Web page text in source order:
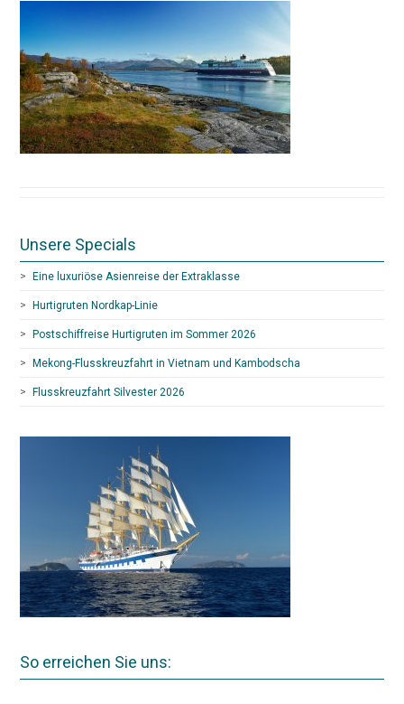
Unsere Specials
Eine luxuriöse Asienreise der Extraklasse
Hurtigruten Nordkap-Linie
Postschiffreise Hurtigruten im Sommer 2026
Mekong-Flusskreuzfahrt in Vietnam und Kambodscha
Flusskreuzfahrt Silvester 2026
So erreichen Sie uns: